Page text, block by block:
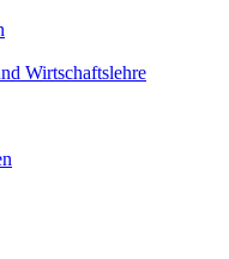
Wirtschaftslehre